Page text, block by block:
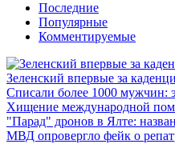
Последние
Популярные
Комментируемые
Зеленский впервые за
Списали более 1000 мужчин:
Хищение международной
"Парад" дронов в Ялте:
МВД опровергло фейк о